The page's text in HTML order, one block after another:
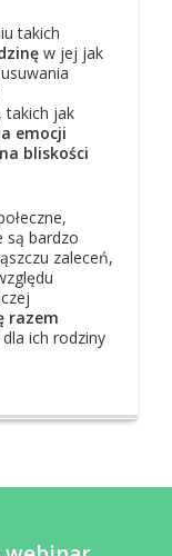
takich
w jej jak
takich jak
emocji
bliskości
są bardzo
zaleceń,
razem
ich rodziny